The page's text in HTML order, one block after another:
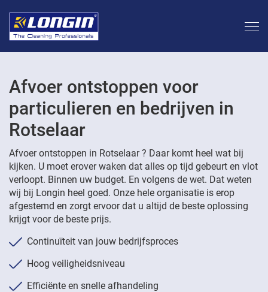
Afvoer ontstoppen voor
particulieren en bedrijven in
Rotselaar
Afvoer ontstoppen in Rotselaar ? Daar komt heel wat bij
kijken. U moet erover waken dat alles op tijd gebeurt en vlot
verloopt. Binnen uw budget. En volgens de wet. Dat weten
wij bij Longin heel goed. Onze hele organisatie is erop
afgestemd en zorgt ervoor dat u altijd de beste oplossing
krijgt voor de beste prijs.
Continuïteit van jouw bedrijfsproces
Hoog veiligheidsniveau
Efficiënte en snelle afhandeling